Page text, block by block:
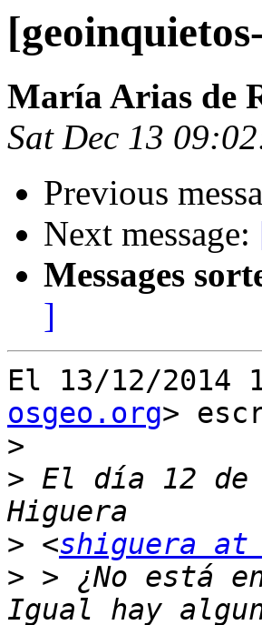
María Arias de
Sat Dec 13
Previous
Next message:
Messages
]
El 13/12/2014
osgeo.org>
>
> El día 12 de
> <shiguera at
> > ¿No está